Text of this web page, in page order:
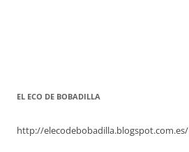
EL ECO DE BOBADILLA
http://elecodebobadilla.blogspot.com.es/